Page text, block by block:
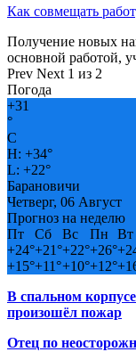
Как совмещать
Получение новых
основной работой,
Prev Next 1 из 2
Погода
+31
°
C
H: +34°
L: +22°
Барановичи
Четверг, 06 Август
Прогноз на неделю
Пт
Сб Вс Пн Вт
+24°+21°+22°+26°+
+15°+11°+10°+12°+
В спальном
произошёл пожар
Отец по